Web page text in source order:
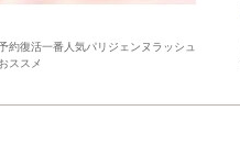
約復活一番人気パリジェンヌラッシュ
ススメ